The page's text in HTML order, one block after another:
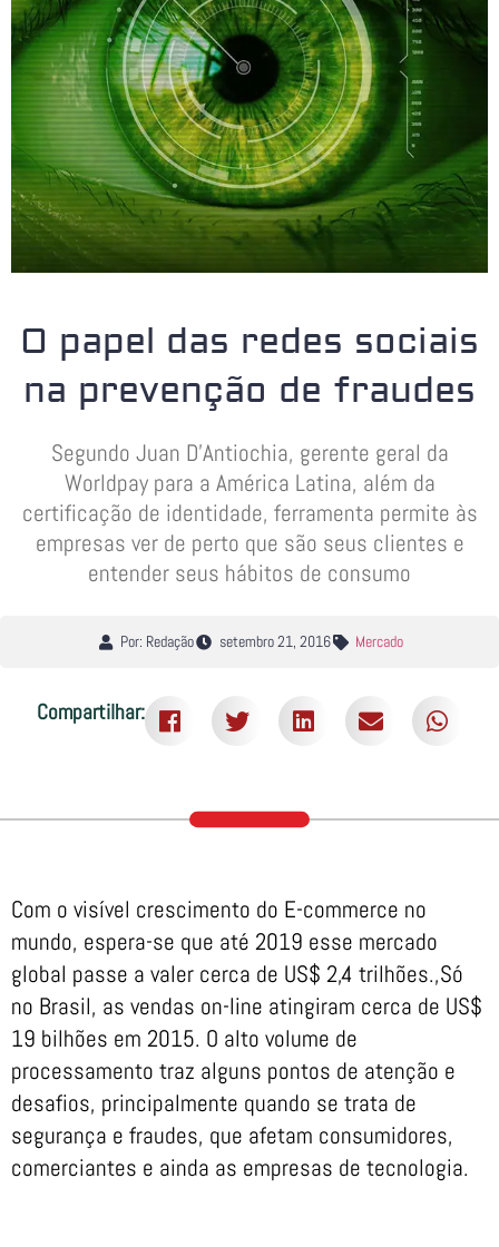
O papel das redes sociais
na prevenção de fraudes
Segundo Juan D’Antiochia, gerente geral da
Worldpay para a América Latina, além da
certificação de identidade, ferramenta permite às
empresas ver de perto que são seus clientes e
entender seus hábitos de consumo
Por: Redação setembro 21, 2016 Mercado
Compartilhar:
Com o visível crescimento do E-commerce no
mundo, espera-se que até 2019 esse mercado
global passe a valer cerca de US$ 2,4 trilhões.,Só
no Brasil, as vendas on-line atingiram cerca de US$
19 bilhões em 2015. O alto volume de
processamento traz alguns pontos de atenção e
desafios, principalmente quando se trata de
segurança e fraudes, que afetam consumidores,
comerciantes e ainda as empresas de tecnologia.